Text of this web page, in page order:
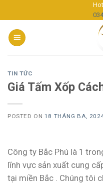
to
content
TIN TỨC
Giá Tấm Xốp
POSTED ON 18 THÁNG BA,
Công ty Bắc Phú là 1
lĩnh vực sản xuất cung
tại miền Bắc . Chúng tôi